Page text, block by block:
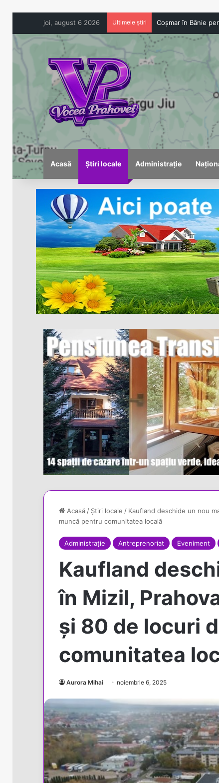
joi, august 6 2026 Ultimele știri
Acasă Știri locale Administrație
Acasă/ Știri locale / Kaufland deschide un nou
muncă pentru comunitatea locală
Administrație Antreprenoriat Eveniment
Kaufland
în Mizil,
și 80 de locuri
comunitatea
Aurora Mihai noiembrie 6, 2025